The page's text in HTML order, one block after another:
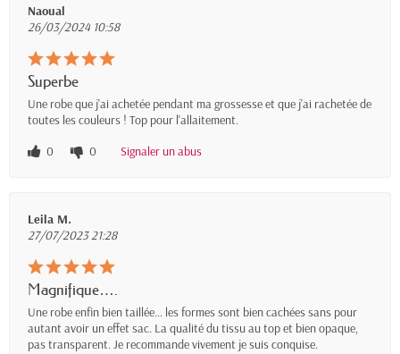
Naoual
26/03/2024 10:58
Superbe
Une robe que j'ai achetée pendant ma grossesse et que j'ai rachetée de
toutes les couleurs ! Top pour l'allaitement.
0
0 Signaler un abus
Leila M.
27/07/2023 21:28
Magnifique….
Une robe enfin bien taillée… les formes sont bien cachées sans pour
autant avoir un effet sac. La qualité du tissu au top et bien opaque,
pas transparent. Je recommande vivement je suis conquise.